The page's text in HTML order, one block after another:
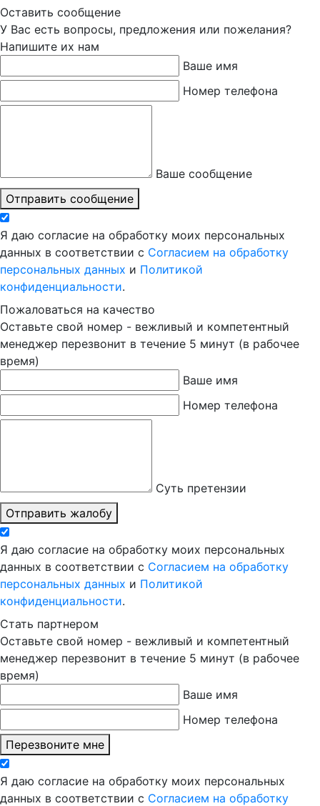
Оставить сообщение
У Вас есть вопросы, предложения или пожелания?
Напишите их нам
Ваше имя
Номер телефона
Ваше сообщение
Отправить сообщение
Я даю согласие на обработку моих персональных
данных в соответствии с Согласием на обработку
персональных данных и Политикой
конфиденциальности.
Пожаловаться на качество
Оставьте свой номер - вежливый и компетентный
менеджер перезвонит в течение 5 минут (в рабочее
время)
Ваше имя
Номер телефона
Суть претензии
Отправить жалобу
Я даю согласие на обработку моих персональных
данных в соответствии с Согласием на обработку
персональных данных и Политикой
конфиденциальности.
Стать партнером
Оставьте свой номер - вежливый и компетентный
менеджер перезвонит в течение 5 минут (в рабочее
время)
Ваше имя
Номер телефона
Перезвоните мне
Я даю согласие на обработку моих персональных
данных в соответствии с Согласием на обработку